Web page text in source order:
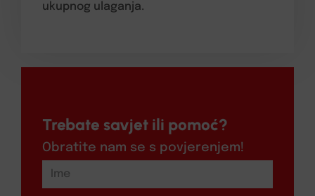
ukupnog ulaganja.
Trebate savjet ili pomoć?
Obratite nam se s povjerenjem!